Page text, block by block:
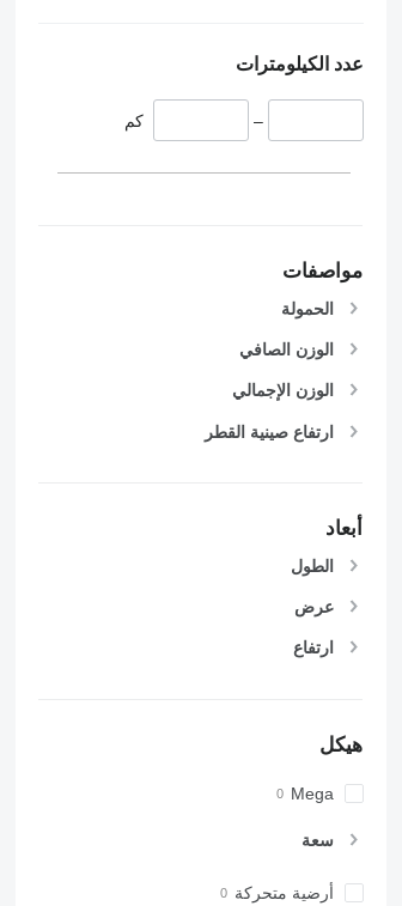
عدد الكيلومترات
– كم
مواصفات
الحمولة
الوزن الصافي
الوزن الإجمالي
ارتفاع صينية القطر
أبعاد
الطول
عرض
ارتفاع
هيكل
Mega
سعة
أرضية متحركة